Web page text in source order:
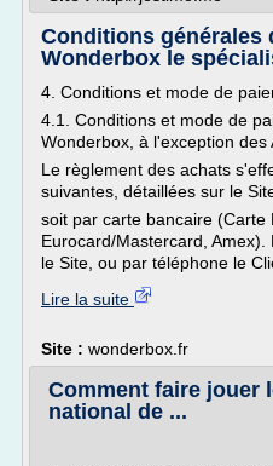
Conditions générales
Wonderbox le
4. Conditions et mode de
4.1. Conditions et mode de
Wonderbox, à l'exception des
Le règlement des achats
suivantes, détaillées sur le
soit par carte bancaire (Carte
Eurocard/Mastercard,
le Site, ou par téléphone le
Lire la suite
Site : wonderbox.fr
Comment faire jouer
national de ...